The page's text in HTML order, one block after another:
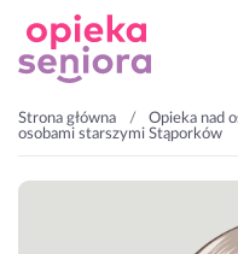
Strona główna Opieka nad
osobami starszymi Stąporków